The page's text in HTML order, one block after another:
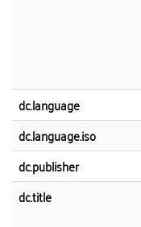
dc.language
dc.language.iso
dc.publisher
dc.title